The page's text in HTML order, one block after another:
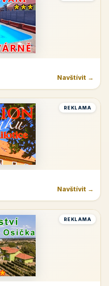
Navštívit →
REKLAMA
Navštívit →
REKLAMA